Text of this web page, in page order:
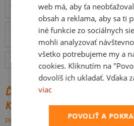
Informácie o produkte
Odošlemev pondelok 10.8.,
Tabuľka veľkostí : Akú vybrať?
ĎALŠIE POTLAČE Z
KATEGÓRIE
PREHĽADÁVAŤ VŠETKO:
web má, aby ťa
obsah a reklama, aby sa ti
iné funkcie zo sociálnych
mohli analyzovať
všetko potrebujeme my a
cookies. Kliknutím na
dovolíš ich ukladať. Vďaka
viac
POVOLIŤ A